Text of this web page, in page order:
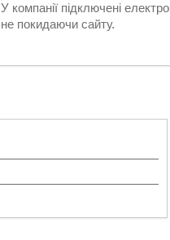
У компанії підключені
не покидаючи сайту.